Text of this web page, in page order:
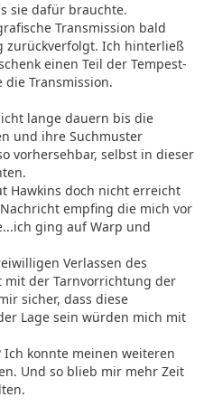
sie dafür brauchte.
Transmission bald
zurückverfolgt. Ich hinterließ
einen Teil der Tempest-
die Transmission.
lange dauern bis die
und ihre Suchmuster
vorhersehbar, selbst in dieser
Hawkins doch nicht erreicht
empfing die mich vor
ging auf Warp und
Verlassen des
mit der Tarnvorrichtung der
sicher, dass diese
Lage sein würden mich mit
Ich konnte meinen weiteren
Und so blieb mir mehr Zeit